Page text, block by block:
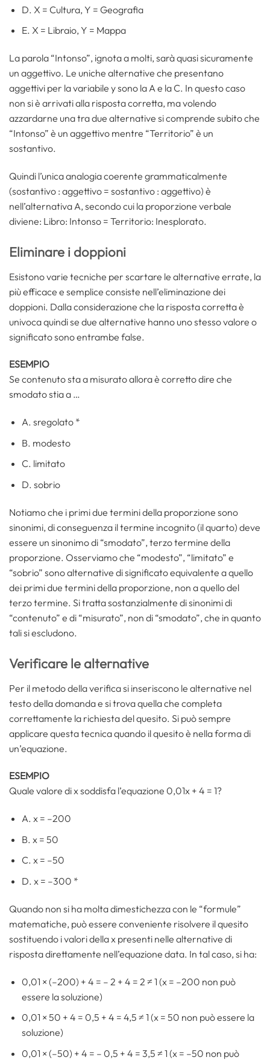
D. X = Cultura, Y = Geografia
E. X = Libraio, Y = Mappa
La parola “Intonso”, ignota a molti, sarà quasi sicuramente
un aggettivo. Le uniche alternative che presentano
aggettivi per la variabile y sono la A e la C. In questo caso
non si è arrivati alla risposta corretta, ma volendo
azzardarne una tra due alternative si comprende subito che
“Intonso” è un aggettivo mentre “Territorio” è un
sostantivo.
Quindi l’unica analogia coerente grammaticalmente
(sostantivo : aggettivo = sostantivo : aggettivo) è
nell’alternativa A, secondo cui la proporzione verbale
diviene: Libro: Intonso = Territorio: Inesplorato.
Eliminare i doppioni
Esistono varie tecniche per scartare le alternative errate, la
più efficace e semplice consiste nell’eliminazione dei
doppioni. Dalla considerazione che la risposta corretta è
univoca quindi se due alternative hanno uno stesso valore o
significato sono entrambe false.
ESEMPIO
Se contenuto sta a misurato allora è corretto dire che
smodato stia a …
A. sregolato *
B. modesto
C. limitato
D. sobrio
Notiamo che i primi due termini della proporzione sono
sinonimi, di conseguenza il termine incognito (il quarto) deve
essere un sinonimo di “smodato”, terzo termine della
proporzione. Osserviamo che “modesto”, “limitato” e
“sobrio” sono alternative di significato equivalente a quello
dei primi due termini della proporzione, non a quello del
terzo termine. Si tratta sostanzialmente di sinonimi di
“contenuto” e di “misurato”, non di “smodato”, che in quanto
tali si escludono.
Verificare le alternative
Per il metodo della verifica si inseriscono le alternative nel
testo della domanda e si trova quella che completa
correttamente la richiesta del quesito. Si può sempre
applicare questa tecnica quando il quesito è nella forma di
un’equazione.
ESEMPIO
Quale valore di x soddisfa l’equazione 0,01x + 4 = 1?
A. x = –200
B. x = 50
C. x = –50
D. x = –300 *
Quando non si ha molta dimestichezza con le “formule”
matematiche, può essere conveniente risolvere il quesito
sostituendo i valori della x presenti nelle alternative di
risposta direttamente nell’equazione data. In tal caso, si ha:
0,01 × (–200) + 4 = – 2 + 4 = 2 ≠ 1 (x = –200 non può
essere la soluzione)
0,01 × 50 + 4 = 0,5 + 4 = 4,5 ≠ 1 (x = 50 non può essere la
soluzione)
0,01 × (–50) + 4 = – 0,5 + 4 = 3,5 ≠ 1 (x = –50 non può